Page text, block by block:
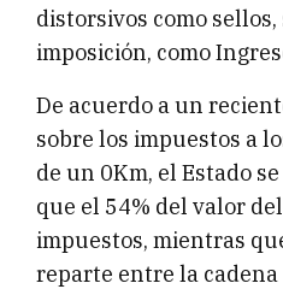
distorsivos como
imposición, como
De acuerdo a un
sobre los impuestos a
de un 0Km, el Estado
que el 54% del valor
impuestos, mientras
reparte entre la